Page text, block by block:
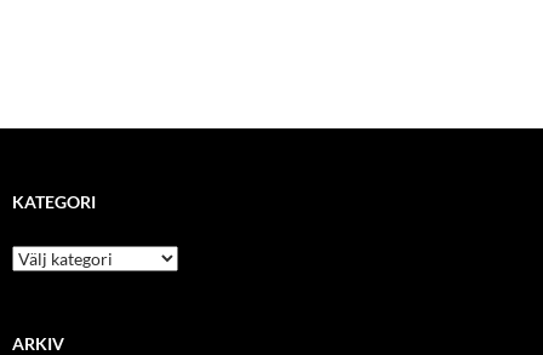
KATEGORI
kategori
ARKIV